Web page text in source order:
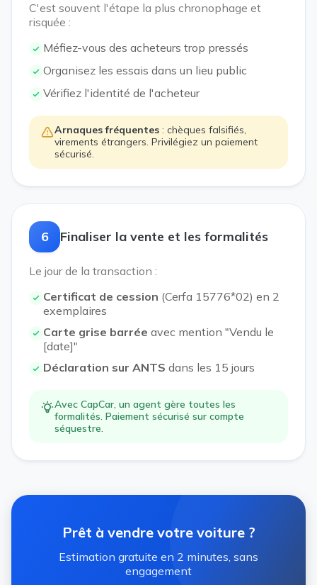
C'est souvent l'étape la plus chronophage et
risquée :
Méfiez-vous des acheteurs trop pressés
Organisez les essais dans un lieu public
Vérifiez l'identité de l'acheteur
Arnaques fréquentes : chèques falsifiés,
virements étrangers. Privilégiez un paiement
sécurisé.
6 Finaliser la vente et les formalités
Le jour de la transaction :
Certificat de cession (Cerfa 15776*02) en 2
exemplaires
Carte grise barrée avec mention "Vendu le
[date]"
Déclaration sur ANTS dans les 15 jours
Avec CapCar, un agent gère toutes les
formalités. Paiement sécurisé sur compte
séquestre.
Prêt à vendre votre voiture ?
Estimation gratuite en 2 minutes, sans
engagement